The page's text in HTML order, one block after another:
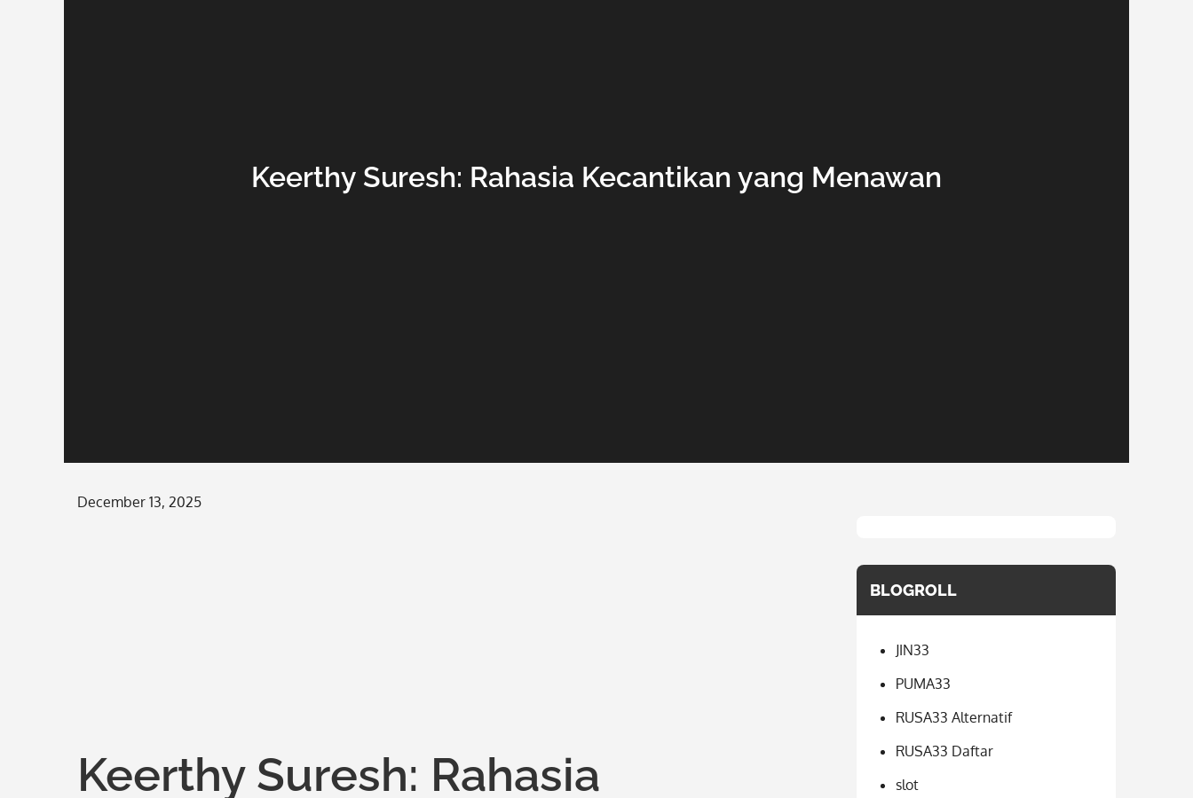
Keerthy Suresh: Rahasia Kecantikan yang Menawan
Posted
December 13, 2025
Keerthy Suresh: Rahasia
BLOGROLL
JIN33
PUMA33
RUSA33 Alternatif
RUSA33 Daftar
slot